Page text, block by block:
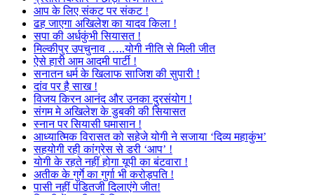
आप के लिए संकट पर संकट !
ढह जाएगा अखिलेश का यादव किला !
सपा की अर्धकुंभी सियासत !
मिल्कीपुर उपचुनाव …..योगी नीति से मिली जीत
ऐसे हारी आम आदमी पार्टी !
सनातन धर्म के खिलाफ साजिश की सुपारी !
दांव पर है साख !
विजय किरन आनंद और उनका दुरसंयोग !
संगम मे अखिलेश के डुबकी की सियासत
स्नान पर सियासी घमासान !
आध्यात्मिक विरासत को सहेजे योगी ने सजाया ‘दिव्य महाकुंभ’
सहयोगी रही कांग्रेस से डरी ‘आप’ !
योगी के रहते नहीं होगा यूपी का बंटवारा !
अतीक के गुर्गे का गुर्गा भी करोड़पति !
पासी नहीं पंडितजी दिलाएंगे जीत!